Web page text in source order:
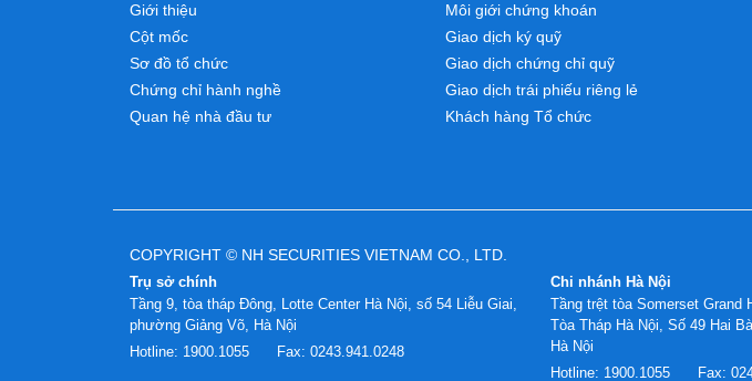
Giới thiệu
Cột mốc
Sơ đồ tổ chức
Chứng chỉ hành nghề
Quan hệ nhà đầu tư
Môi giới chứng khoán
Giao dịch ký quỹ
Giao dịch chứng chỉ quỹ
Giao dịch trái phiếu riêng lẻ
Khách hàng Tổ chức
COPYRIGHT © NH SECURITIES VIETNAM CO., LTD.
Trụ sở chính
Tầng 9, tòa tháp Đông, Lotte Center Hà Nội, số 54 Liễu Giai,
phường Giảng Võ, Hà Nội
Hotline: 1900.1055 Fax: 0243.941.0248
Chi nhánh Hà Nội
Tầng trệt tòa Somerset Grand
Tòa Tháp Hà Nội, Số 49 Hai
Hà Nội
Hotline: 1900.1055 Fax: